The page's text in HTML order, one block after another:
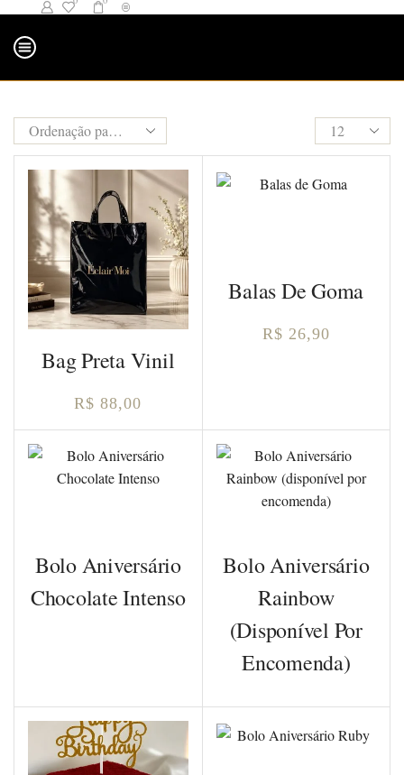
Bag Preta Vinil
R$ 88,00
Balas De Goma
R$ 26,90
Bolo Aniversário
Chocolate Intenso
Bolo Aniversário
Rainbow
(disponível Por
Encomenda)